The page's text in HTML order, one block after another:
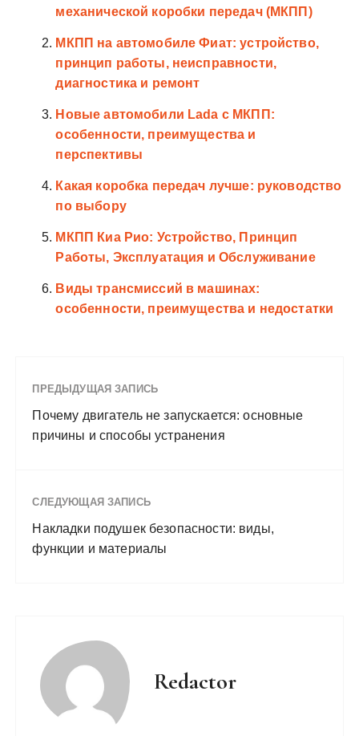
механической коробки передач (МКПП)
МКПП на автомобиле Фиат: устройство,
принцип работы, неисправности,
диагностика и ремонт
Новые автомобили Lada с МКПП:
особенности, преимущества и
перспективы
Какая коробка передач лучше: руководство
по выбору
МКПП Киа Рио: Устройство, Принцип
Работы, Эксплуатация и Обслуживание
Виды трансмиссий в машинах:
особенности, преимущества и недостатки
ПРЕДЫДУЩАЯ ЗАПИСЬ
Почему двигатель не запускается: основные
причины и способы устранения
СЛЕДУЮЩАЯ ЗАПИСЬ
Накладки подушек безопасности: виды,
функции и материалы
Redactor